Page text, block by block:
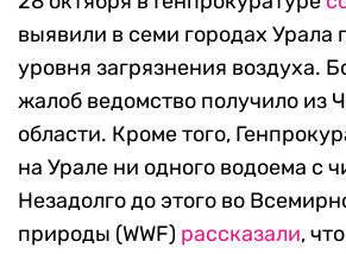
выявили в семи городах
уровня загрязнения воздуха.
жалоб ведомство получило из
области. Кроме того,
на Урале ни одного водоема с
Незадолго до этого во
природы (WWF) рассказали,